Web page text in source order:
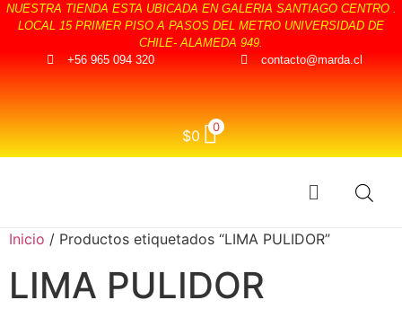
NUESTRA TIENDA ESTA UBICADA EN GALERIA SANTIAGO CENTRO .
LOCAL 15 PRIMER PISO A PASOS DEL METRO UNIVERSIDAD DE
CHILE- ALAMEDA 949.
+56 965 094 320
contacto@marda.cl
$0 0
Inicio / Productos etiquetados “LIMA PULIDOR”
LIMA PULIDOR